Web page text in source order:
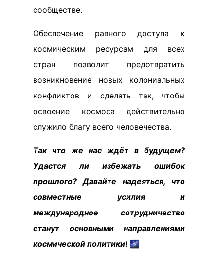
сообществе.
Обеспечение равного доступа к
космическим ресурсам для всех
стран позволит предотвратить
возникновение новых колониальных
конфликтов и сделать так, чтобы
освоение космоса действительно
служило благу всего человечества.
Так что же нас ждёт в будущем?
Удастся ли избежать ошибок
прошлого? Давайте надеяться, что
совместные усилия и
международное сотрудничество
станут основными направлениями
космической политики! 🌌